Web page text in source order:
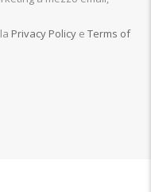
Privacy Policy e Terms of